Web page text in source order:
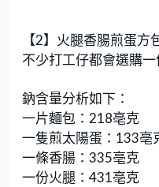
【2】火腿香腸煎蛋方
不少打工仔都會選購
鈉含量分析如下：
一片麵包：218亳克
一隻煎太陽蛋：133亳
一條香腸：335亳克
一份火腿：431亳克